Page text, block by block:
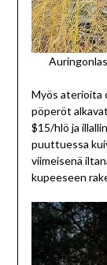
Myös aterioita
pöperöt
$15/hlö ja
puuttuessa
viimeisenä
kupeeseen